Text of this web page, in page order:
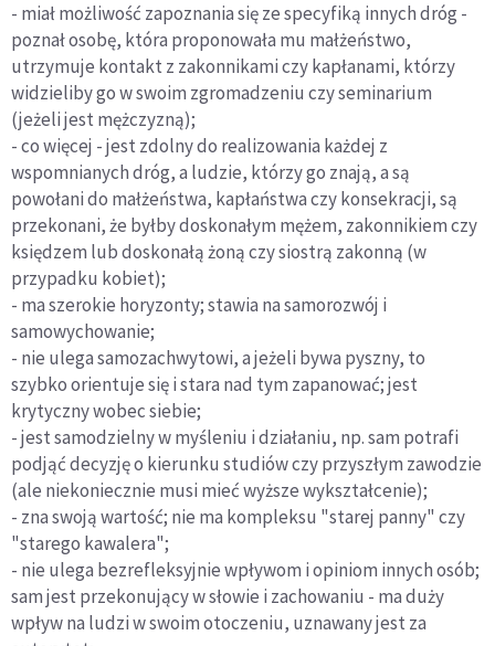
- miał możliwość zapoznania się ze specyfiką innych dróg -
poznał osobę, która proponowała mu małżeństwo,
utrzymuje kontakt z zakonnikami czy kapłanami, którzy
widzieliby go w swoim zgromadzeniu czy seminarium
(jeżeli jest mężczyzną);
- co więcej - jest zdolny do realizowania każdej z
wspomnianych dróg, a ludzie, którzy go znają, a są
powołani do małżeństwa, kapłaństwa czy konsekracji, są
przekonani, że byłby doskonałym mężem, zakonnikiem czy
księdzem lub doskonałą żoną czy siostrą zakonną (w
przypadku kobiet);
- ma szerokie horyzonty; stawia na samorozwój i
samowychowanie;
- nie ulega samozachwytowi, a jeżeli bywa pyszny, to
szybko orientuje się i stara nad tym zapanować; jest
krytyczny wobec siebie;
- jest samodzielny w myśleniu i działaniu, np. sam potrafi
podjąć decyzję o kierunku studiów czy przyszłym zawodzie
(ale niekoniecznie musi mieć wyższe wykształcenie);
- zna swoją wartość; nie ma kompleksu "starej panny" czy
"starego kawalera";
- nie ulega bezrefleksyjnie wpływom i opiniom innych osób;
sam jest przekonujący w słowie i zachowaniu - ma duży
wpływ na ludzi w swoim otoczeniu, uznawany jest za